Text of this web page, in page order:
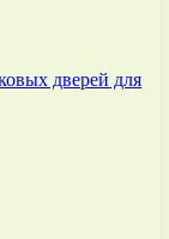
дверей для